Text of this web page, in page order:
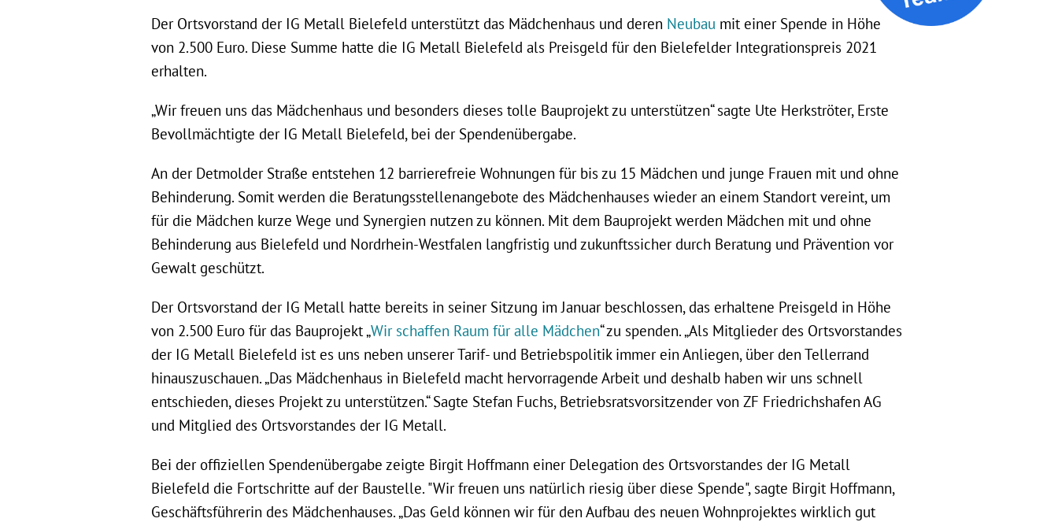
Der Ortsvorstand der IG Metall Bielefeld unterstützt das Mädchenhaus und deren Neubau mit einer Spende in Höhe
von 2.500 Euro. Diese Summe hatte die IG Metall Bielefeld als Preisgeld für den Bielefelder Integrationspreis 2021
erhalten.
„Wir freuen uns das Mädchenhaus und besonders dieses tolle Bauprojekt zu unterstützen“ sagte Ute Herkströter, Erste
Bevollmächtigte der IG Metall Bielefeld, bei der Spendenübergabe.
An der Detmolder Straße entstehen 12 barrierefreie Wohnungen für bis zu 15 Mädchen und junge Frauen mit und ohne
Behinderung. Somit werden die Beratungsstellenangebote des Mädchenhauses wieder an einem Standort vereint, um
für die Mädchen kurze Wege und Synergien nutzen zu können. Mit dem Bauprojekt werden Mädchen mit und ohne
Behinderung aus Bielefeld und Nordrhein-Westfalen langfristig und zukunftssicher durch Beratung und Prävention vor
Gewalt geschützt.
Der Ortsvorstand der IG Metall hatte bereits in seiner Sitzung im Januar beschlossen, das erhaltene Preisgeld in Höhe
von 2.500 Euro für das Bauprojekt „Wir schaffen Raum für alle Mädchen“ zu spenden. „Als Mitglieder des Ortsvorstandes
der IG Metall Bielefeld ist es uns neben unserer Tarif- und Betriebspolitik immer ein Anliegen, über den Tellerrand
hinauszuschauen. „Das Mädchenhaus in Bielefeld macht hervorragende Arbeit und deshalb haben wir uns schnell
entschieden, dieses Projekt zu unterstützen.“ Sagte Stefan Fuchs, Betriebsratsvorsitzender von ZF Friedrichshafen AG
und Mitglied des Ortsvorstandes der IG Metall.
Bei der offiziellen Spendenübergabe zeigte Birgit Hoffmann einer Delegation des Ortsvorstandes der IG Metall
Bielefeld die Fortschritte auf der Baustelle. "Wir freuen uns natürlich riesig über diese Spende", sagte Birgit Hoffmann,
Geschäftsführerin des Mädchenhauses. „Das Geld können wir für den Aufbau des neuen Wohnprojektes wirklich gut